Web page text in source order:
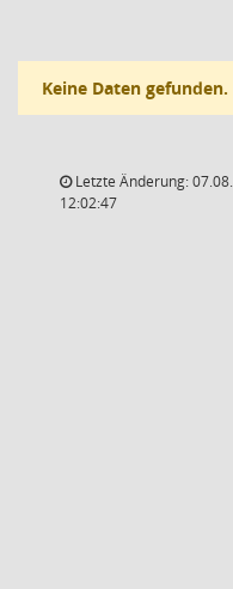
Keine Daten gefunden.
Letzte Änderung:
12:02:47